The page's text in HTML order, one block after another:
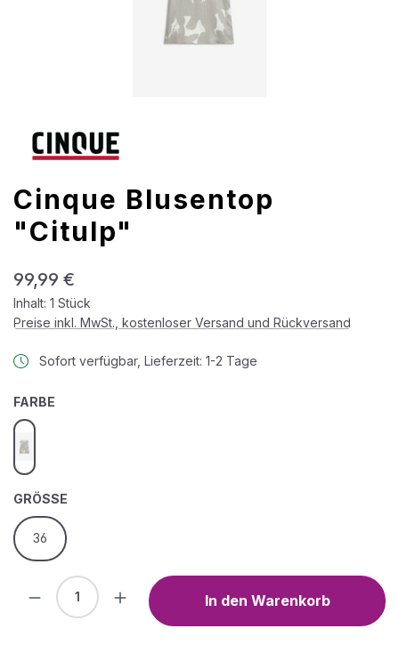
Cinque Blusentop
"Citulp"
Regulärer Preis:
99,99 €
Inhalt: 1 Stück
Preise inkl. MwSt., kostenloser Versand und Rückversand
Sofort verfügbar, Lieferzeit: 1-2 Tage
FARBE
multicolor
GRÖSSE
36
Produkt Anzahl: Gib den gewünschten
In den Warenkorb